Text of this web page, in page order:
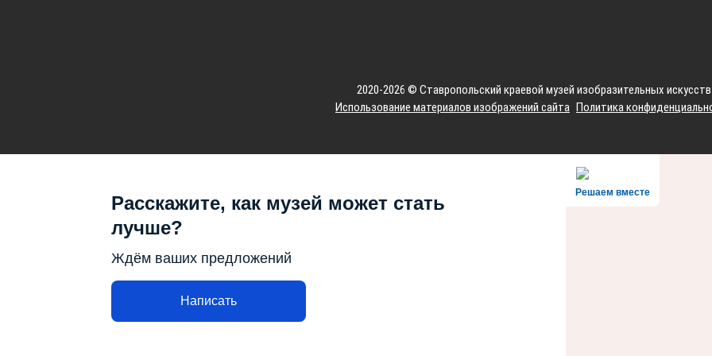
2020-2026 © Ставропольский краевой музей изобразительных искусств
Использование материалов изображений сайта Политика
Решаем вместе
Расскажите, как музей может стать
лучше?
Ждём ваших предложений
Написать